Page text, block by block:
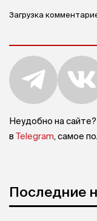
Загрузка
Неудобно на
в Telegram, самое
Последние